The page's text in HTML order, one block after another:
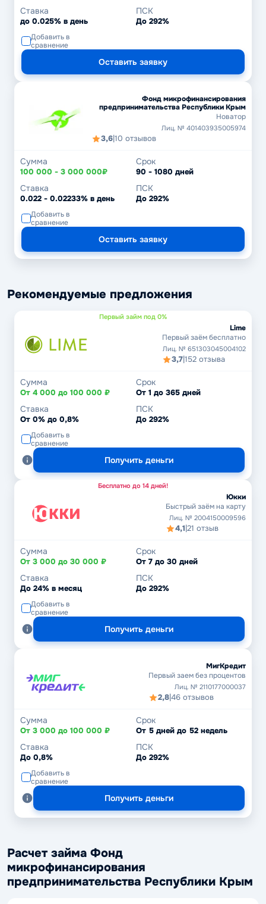
Ставка
до 0.025% в день
ПСК
До 292%
Добавить в
сравнение
Оставить заявку
Фонд микрофинансирования
предпринимательства Республики Крым
Новатор
Лиц. № 401403935005974
3,6|10 отзывов
Сумма
100 000 - 3 000 000₽
Срок
90 - 1080 дней
Ставка
0.022 - 0.02233% в день
ПСК
До 292%
Добавить в
сравнение
Оставить заявку
Рекомендуемые предложения
Первый займ под 0%
Lime
Первый заём бесплатно
Лиц. № 651303045004102
3,7|152 отзыва
Сумма
От 4 000 до 100 000 ₽
Срок
От 1 до 365 дней
Ставка
От 0% до 0,8%
ПСК
До 292%
Добавить в
сравнение
Получить деньги
Бесплатно до 14 дней!
Юкки
Быстрый заём на карту
Лиц. № 2004150009596
4,1|21 отзыв
Сумма
От 3 000 до 30 000 ₽
Срок
От 7 до 30 дней
Ставка
До 24% в месяц
ПСК
До 292%
Добавить в
сравнение
Получить деньги
МигКредит
Первый заем без процентов
Лиц. № 2110177000037
2,8|46 отзывов
Сумма
От 3 000 до 100 000 ₽
Срок
От 5 дней до 52 недель
Ставка
До 0,8%
ПСК
До 292%
Добавить в
сравнение
Получить деньги
Расчет займа Фонд
микрофинансирования
предпринимательства Республики Крым